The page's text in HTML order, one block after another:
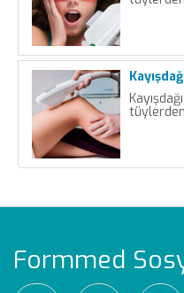
Formmed